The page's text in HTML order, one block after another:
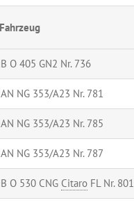
Fahrzeug
O 405 GN2 Nr. 736
NG 353/A23 Nr. 781
NG 353/A23 Nr. 785
NG 353/A23 Nr. 787
O 530 CNG Citaro FL Nr. 801